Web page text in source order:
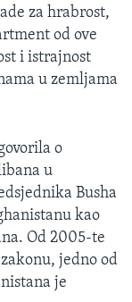
za hrabrost,
od ove
i istrajnost
u zemljama
o
u
Busha
kao
Od 2005-te
jedno od
je